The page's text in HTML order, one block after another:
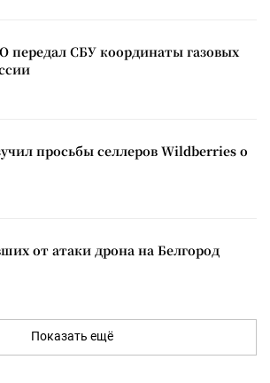
передал СБУ координаты газовых
просьбы селлеров Wildberries о
от атаки дрона на Белгород
Показать ещё